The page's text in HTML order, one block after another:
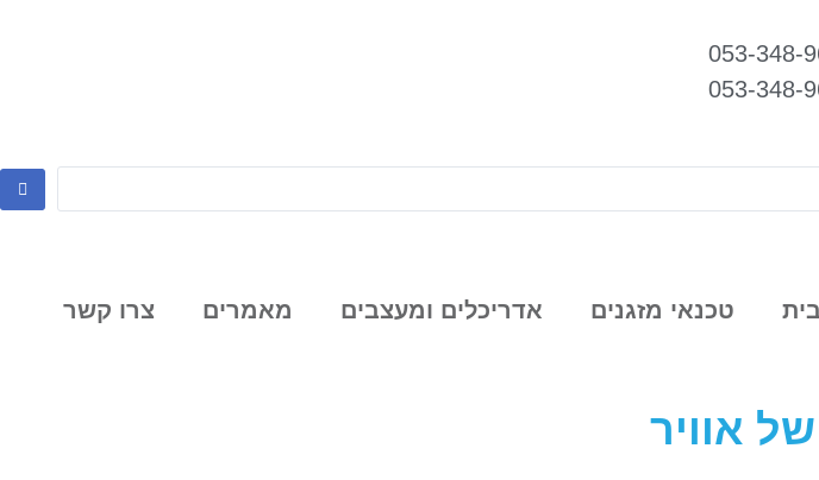
053-348-
053-348-
טכנאי מזגנים אדריכלים ומעצבים מאמרים צרו קשר
אוויר